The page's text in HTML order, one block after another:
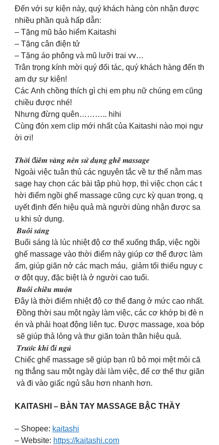
Đến với sự kiện này, quý khách hàng còn nhận được
nhiều phần quà hấp dẫn:
– Tặng mũ bảo hiểm Kaitashi
– Tặng cân điện tử
– Tặng áo phông và mũ lưỡi trai vv…
Trân trọng kính mời quý đối tác, quý khách hàng đến th
am dự sự kiện!
Các Anh chồng thích gì chị em phụ nữ chúng em cũng
chiều được nhé!
Nhưng đừng quên……….. hihi
Cùng đón xem clip mới nhất của Kaitashi nào mọi ngư
ời ơi!
𝑻𝒉𝒐̛̀𝒊 đ𝒊𝒆̂̉𝒎 𝒗𝒂̀𝒏𝒈 𝒏𝒆̂𝒏 𝒔𝒖̛̉ 𝒅𝒖̣𝒏𝒈 𝒈𝒉𝒆̂́ 𝒎𝒂𝒔𝒔𝒂𝒈𝒆
Ngoài việc tuân thủ các nguyên tắc về tư thế nằm mas
sage hay chọn các bài tập phù hợp, thì việc chọn các t
hời điểm ngồi ghế massage cũng cực kỳ quan trọng, q
uyết định đến hiệu quả mà người dùng nhận được sa
u khi sử dụng.
𝑩𝒖𝒐̂̉𝒊 𝒔𝒂́𝒏𝒈
Buổi sáng là lúc nhiệt độ cơ thể xuống thấp, việc ngồi
ghế massage vào thời điểm này giúp cơ thể được làm
ấm, giúp giãn nở các mạch máu, giảm tối thiểu nguy c
ơ đột quỵ, đặc biệt là ở người cao tuổi.
𝑩𝒖𝒐̂̉𝒊 𝒄𝒉𝒊𝒆̂̀𝒖 𝒎𝒖𝒐̣̂𝒏
Đây là thời điểm nhiệt độ cơ thể đang ở mức cao nhất.
Đồng thời sau một ngày làm việc, các cơ khớp bị đè n
én và phải hoạt động liên tục. Được massage, xoa bóp
sẽ giúp thả lỏng và thư giãn toàn thân hiệu quả.
𝑻𝒓𝒖̛𝒐̛́𝒄 𝒌𝒉𝒊 đ𝒊 𝒏𝒈𝒖̉
Chiếc ghế massage sẽ giúp bạn rũ bỏ mọi mệt mỏi că
ng thẳng sau một ngày dài làm việc, để cơ thể thư giãn
và đi vào giấc ngủ sâu hơn nhanh hơn.
KAITASHI – BÀN TAY MASSAGE BẬC THẦY
– Shopee: kaitashi
– Website: https://kaitashi.com